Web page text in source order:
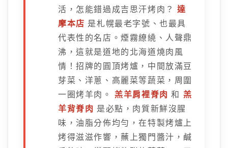
活，怎能錯過成吉思汗烤肉？達
摩本店 是札幌最老字號、也最具
代表性的名店。煙霧繚繞、人聲鼎
沸，這就是道地的北海道燒肉風
情！招牌的圓頂烤爐，中間放滿豆
芽菜、洋蔥、高麗菜等蔬菜，周圍
一圈烤羊肉。羔羊肩裡脊肉 和 羔
羊背脊肉 是必點，肉質新鮮沒腥
味，油脂分佈均勻，在特製烤爐上
烤得滋滋作響，蘸上獨門醬汁，鹹